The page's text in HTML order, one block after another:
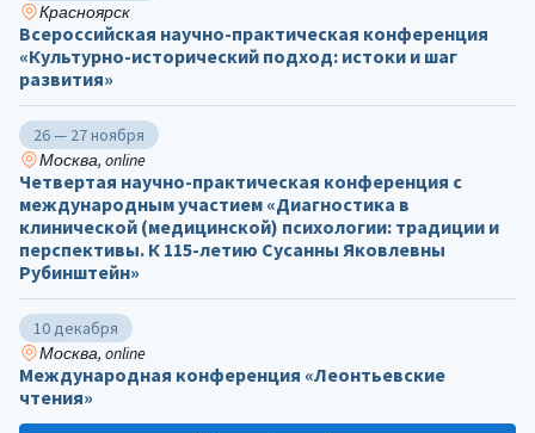
Красноярск
Всероссийская научно-практическая конференция
«Культурно-исторический подход: истоки и шаг
развития»
26 — 27 ноября
Москва, online
Четвертая научно-практическая конференция с
международным участием «Диагностика в
клинической (медицинской) психологии: традиции и
перспективы. К 115-летию Сусанны Яковлевны
Рубинштейн»
10 декабря
Москва, online
Международная конференция «Леонтьевские
чтения»